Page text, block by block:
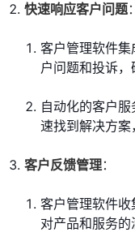
快速响应客户问题：
客户管理软件
户问题和投诉，
自动化的客户
速找到解决方案
客户反馈管理：
客户管理软件
对产品和服务的